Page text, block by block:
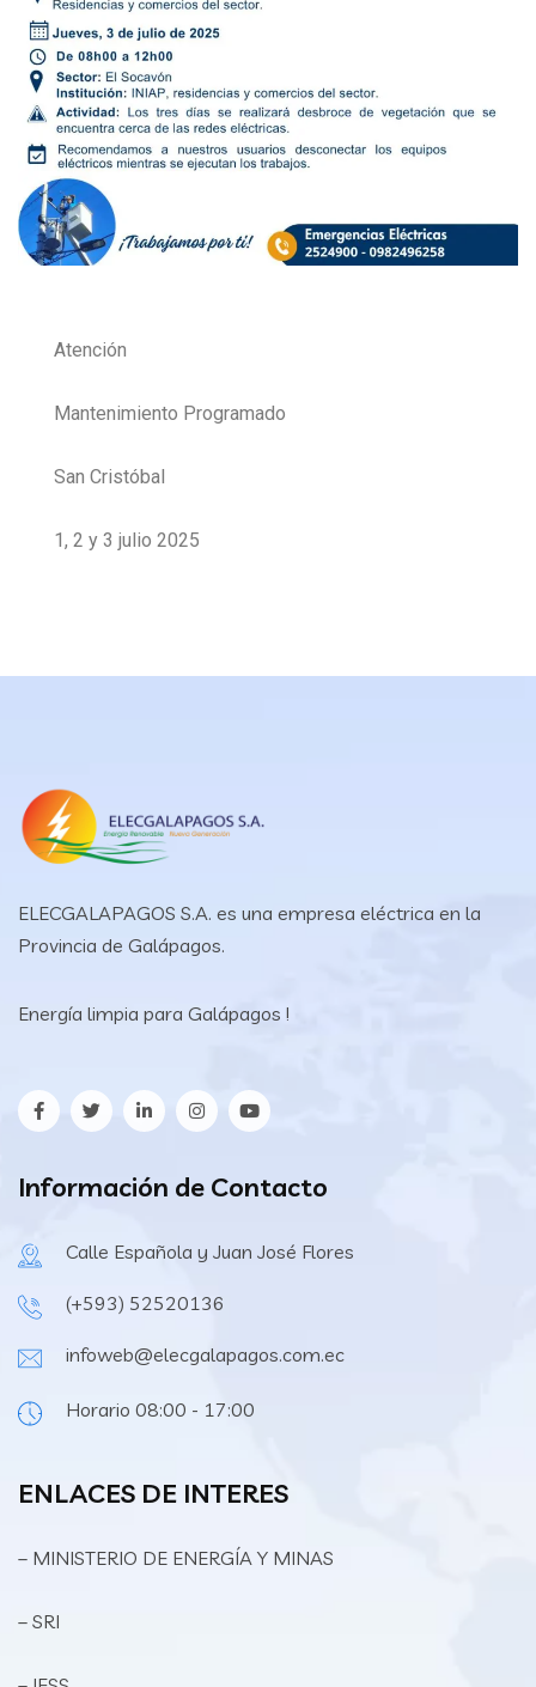
Atención
Mantenimiento Programado
San Cristóbal
1, 2 y 3 julio 2025
ELECGALAPAGOS S.A. es una empresa eléctrica en la
Provincia de Galápagos.
Energía limpia para Galápagos !
Información de Contacto
Calle Española y Juan José Flores
(+593) 52520136
infoweb@elecgalapagos.com.ec
Horario 08:00 - 17:00
ENLACES DE INTERES
– MINISTERIO DE ENERGÍA Y MINAS
– SRI